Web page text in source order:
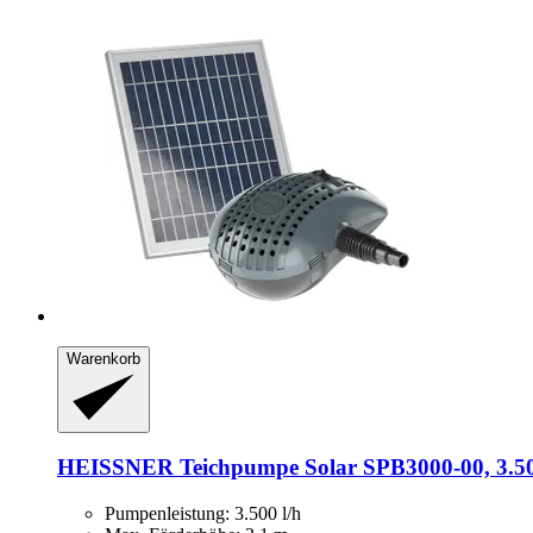
Warenkorb
HEISSNER Teichpumpe Solar SPB3000-​00,
Pumpenleistung: 3.500 l/h